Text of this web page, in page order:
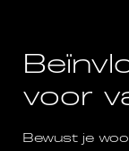
voor
Bewust je